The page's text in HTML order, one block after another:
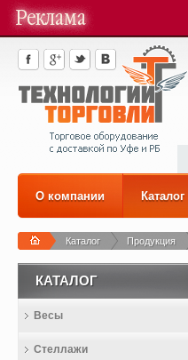
О компании Каталог
Каталог Продукция
КАТАЛОГ
Весы
Стеллажи